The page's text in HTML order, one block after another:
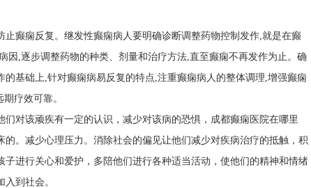
止癫痫反复。继发性癫痫病人要明确诊断调整药物控制发作,就是在癫
因,逐步调整药物的种类、剂量和治疗方法,直至癫痫不再发作为止。确
基础上,针对癫痫病易反复的特点,注重癫痫病人的整体调理,增强癫痫
疗效可靠。
对该顽疾有一定的认识，减少对该病的恐惧，成都癫痫医院在哪里
。减少心理压力。消除社会的偏见让他们减少对疾病治疗的抵触，积
进行关心和爱护，多陪他们进行各种适当活动，使他们的精神和情绪
到社会。